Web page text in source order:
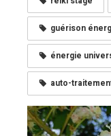
guérison
énergie
auto-